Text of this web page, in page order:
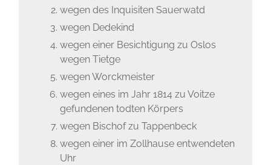
wegen des Inquisiten Sauerwatd
wegen Dedekind
wegen einer Besichtigung zu Oslos
wegen Tietge
wegen Worckmeister
wegen eines im Jahr 1814 zu Voitze
gefundenen todten Körpers
wegen Bischof zu Tappenbeck
wegen einer im Zollhause entwendeten
Uhr